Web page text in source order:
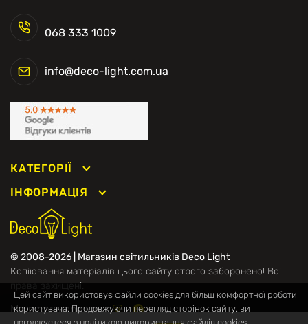
© 2008-2026 | Магазин світильників Deco Light
Копіювання матеріалів цього сайту строго заборонено! Всі
права захищені.
Ми в соцмережах
КАТЕГОРІЇ
ІНФОРМАЦІЯ
068 333 1009
info@deco-light.com.ua
Цей сайт використовує файли cookies для більш комфортної роботи
користувача. Продовжуючи перегляд сторінок сайту, ви